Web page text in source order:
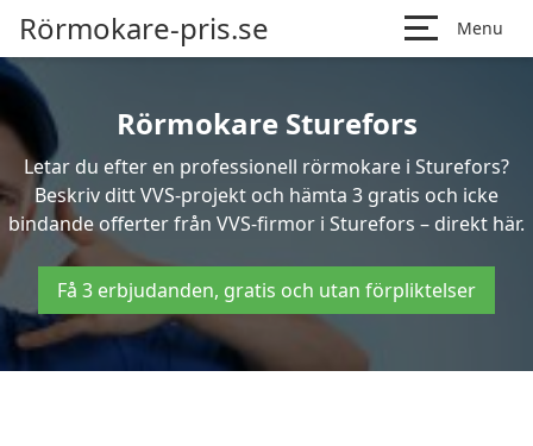
Rörmokare-pris.se Menu
Rörmokare Sturefors
Letar du efter en professionell rörmokare i Sturefors?
Beskriv ditt VVS-projekt och hämta 3 gratis och icke
bindande offerter från VVS-firmor i Sturefors – direkt här.
Få 3 erbjudanden, gratis och utan förpliktelser